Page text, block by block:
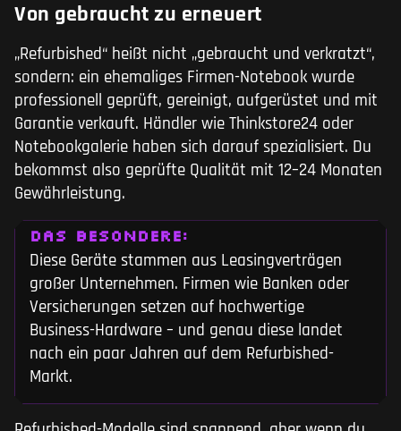
Von gebraucht zu erneuert
„Refurbished“ heißt nicht „gebraucht und verkratzt“,
sondern: ein ehemaliges Firmen-Notebook wurde
professionell geprüft, gereinigt, aufgerüstet und mit
Garantie verkauft. Händler wie Thinkstore24 oder
Notebookgalerie haben sich darauf spezialisiert. Du
bekommst also geprüfte Qualität mit 12–24 Monaten
Gewährleistung.
DAS BESONDERE:
Diese Geräte stammen aus Leasingverträgen
großer Unternehmen. Firmen wie Banken oder
Versicherungen setzen auf hochwertige
Business-Hardware – und genau diese landet
nach ein paar Jahren auf dem Refurbished-
Markt.